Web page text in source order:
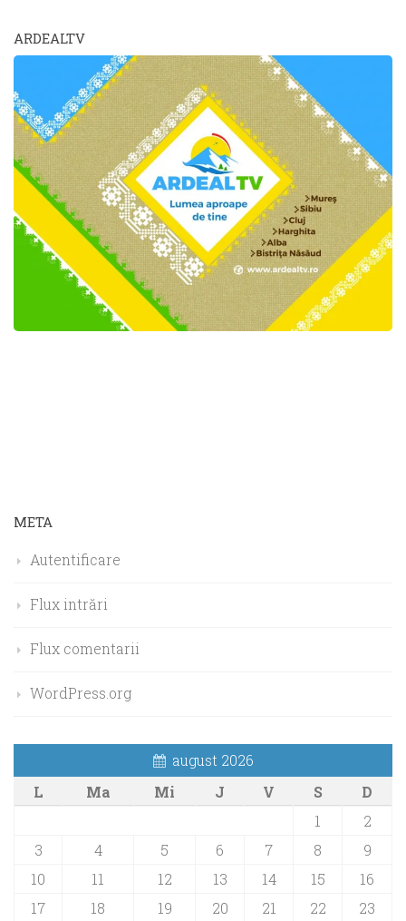
ARDEALTV
META
Autentificare
Flux intrări
Flux comentarii
WordPress.org
august 2026
L
Ma Mi J V S
D
1
2
3
4 5 6 7 8
9
10
11 12 13 14 15
16
17
18 19 20 21 22
23